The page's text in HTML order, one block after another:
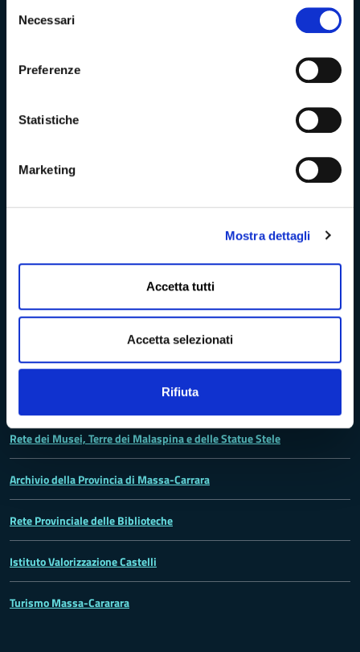
delNecessari
Preferenze
Statistiche
Marketing
Mostra dettagli
Accetta tutti
Accetta selezionati
Rifiuta
Bandi di concorso
Problemi di accessibilità
Rete dei Musei, Terre dei Malaspina e delle Statue Stele
Archivio della Provincia di Massa-Carrara
Rete Provinciale delle Biblioteche
Istituto Valorizzazione Castelli
Turismo Massa-Cararara